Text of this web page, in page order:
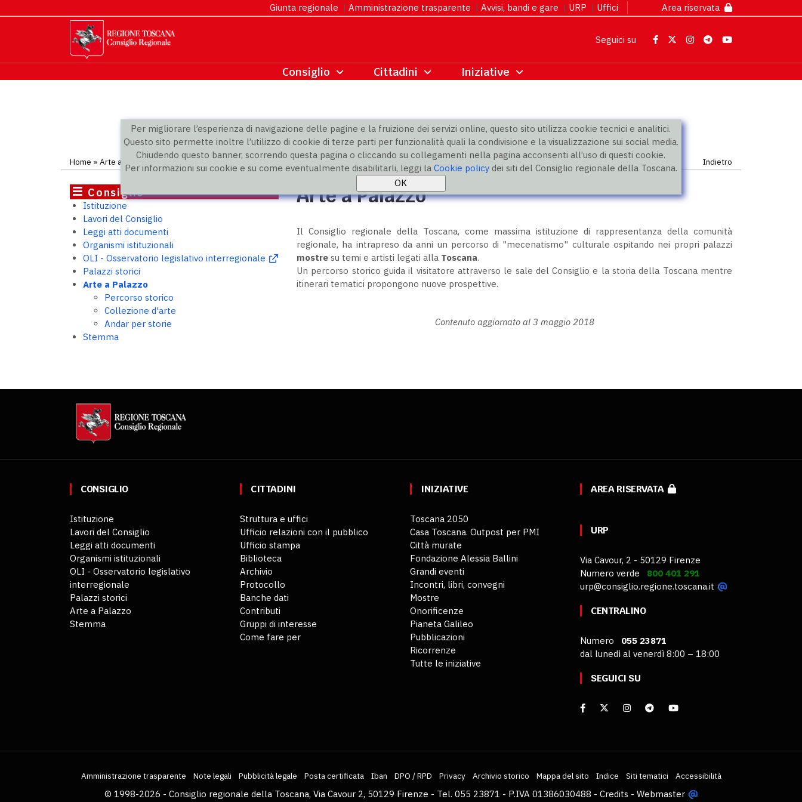
Per migliorare l’esperienza di navigazione delle pagine e la fruizione dei servizi online, questo sito utilizza cookie tecnici e analitici.
Questo sito permette inoltre l’utilizzo di cookie di terze parti per funzionalità quali la condivisione e la visualizzazione sui social media.
Chiudendo questo banner, scorrendo questa pagina o cliccando su collegamenti nella pagina acconsenti all’uso di questi cookie.
Per informazioni sui cookie e su come eventualmente disabilitarli, leggi la Cookie policydei siti del Consiglio regionale della Toscana.
Giunta regionale | Amministrazione trasparente | Avvisi, bandi e gare | URP | Uffici Area riservata
Seguici su
Home » Arte a Palazzo Indietro
Consiglio
Istituzione
Lavori del Consiglio
Leggi atti documenti
Organismi istituzionali
OLI - Osservatorio legislativo interregionale
Palazzi storici
Arte a Palazzo
Percorso storico
Collezione d'arte
Andar per storie
Stemma
Arte a Palazzo
Il Consiglio regionale della Toscana, come massima istituzione di rappresentanza della comunità
regionale, ha intrapreso da anni un percorso di "mecenatismo" culturale ospitando nei propri palazzi
mostre su temi e artisti legati alla Toscana.
Un percorso storico guida il visitatore attraverso le sale del Consiglio e la storia della Toscana mentre
itinerari tematici propongono nuove prospettive.
Contenuto aggiornato al 3 maggio 2018
CONSIGLIO
Istituzione
Lavori del Consiglio
Leggi atti documenti
Organismi istituzionali
OLI - Osservatorio legislativo
interregionale
Palazzi storici
Arte a Palazzo
Stemma
CITTADINI
Struttura e uffici
Ufficio relazioni con il pubblico
Ufficio stampa
Biblioteca
Archivio
Protocollo
Banche dati
Contributi
Gruppi di interesse
Come fare per
INIZIATIVE
Toscana 2050
Casa Toscana. Outpost per PMI
Città murate
Fondazione Alessia Ballini
Grandi eventi
Incontri, libri, convegni
Mostre
Onorificenze
Pianeta Galileo
Pubblicazioni
Ricorrenze
Tutte le iniziative
AREA RISERVATA
URP
Via Cavour, 2 - 50129 Firenze
Numero verde 800 401 291
urp@consiglio.regione.toscana.it
CENTRALINO
Numero 055 23871
dal lunedì al venerdì 8:00 – 18:00
SEGUICI SU
Amministrazione trasparente Note legali Pubblicità legale Posta certificata Iban DPO / RPD Privacy Archivio storico Mappa del sito Indice Siti tematici Accessibilità
© 1998-2026 - Consiglio regionale della Toscana, Via Cavour 2, 50129 Firenze - Tel. 055 23871 - P.IVA 01386030488 - Credits - Webmaster